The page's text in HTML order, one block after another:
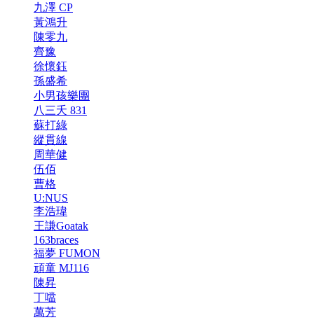
九澤 CP
黃鴻升
陳零九
齊豫
徐懷鈺
孫盛希
小男孩樂團
八三夭 831
蘇打綠
縱貫線
周華健
伍佰
曹格
U:NUS
李浩瑋
王謙Goatak
163braces
福夢 FUMON
頑童 MJ116
陳昇
丁噹
萬芳